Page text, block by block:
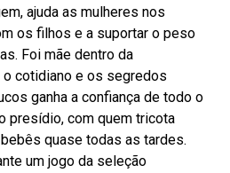
ajuda as mulheres nos
os filhos e a suportar o peso
Foi mãe dentro da
cotidiano e os segredos
ganha a confiança de todo o
presídio, com quem tricota
quase todas as tardes.
um jogo da seleção